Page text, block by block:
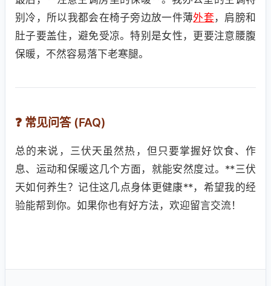
别冷，所以我都会在椅子旁边放一件薄外套 ，肩膀和
肚子要盖住，避免受凉。特别是女性，更要注意腰腹
保暖，不然容易落下老寒腿。
❓ 常见问答 (FAQ)
总的来说，三伏天虽然热，但只要掌握好饮食、作
息、运动和保暖这几个方面，就能安然度过。**三伏
天如何养生？记住这几点身体更健康**，希望我的经
验能帮到你。如果你也有好方法，欢迎留言交流！